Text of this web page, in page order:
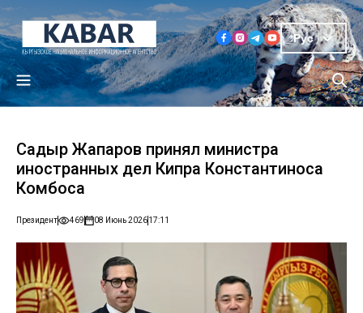
Рус
Садыр Жапаров принял министра
иностранных дел Кипра Константиноса
Комбоса
Президент 469 08 Июнь 202617:11